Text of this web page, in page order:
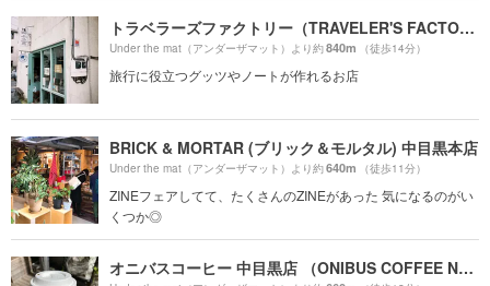
トラベラーズファクトリー（TRAVELER'S FACTORY）
Under the mat（アンダーザマット）より約840m （徒歩14分）
旅行に役立つグッツやノートが作れるお店
BRICK & MORTAR (ブリック＆モルタル) 中目黒本店
Under the mat（アンダーザマット）より約640m （徒歩11分）
ZINEフェアしてて、たくさんのZINEがあった 気になるのがい
くつか◎
オニバスコーヒー 中目黒店 （ONIBUS COFFEE NAKAMEGURO）